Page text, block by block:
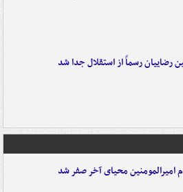
رضاییان رسماً از استقلال جدا شد
امیرالمومنین محیای آخر صفر شد